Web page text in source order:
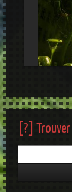
[?]